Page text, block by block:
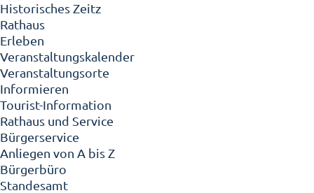
Historisches Zeitz
Rathaus
Erleben
Veranstaltungskalender
Veranstaltungsorte
Informieren
Tourist-Information
Rathaus und Service
Bürgerservice
Anliegen von A bis Z
Bürgerbüro
Standesamt